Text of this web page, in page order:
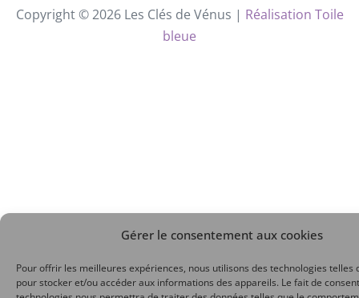
Gérer le consentement aux cookies
Pour offrir les meilleures expériences, nous utilisons des technologies telles
pour stocker et/ou accéder aux informations des appareils. Le fait de
Copyright © 2026 Les Clés de Vénus | Réalisation Toile
bleue